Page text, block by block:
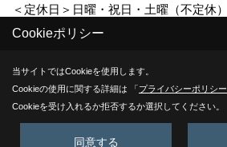
＜定休日＞日曜・祝日・土曜（不定休）
Copyright (c) Sinshuu. All Rights Reserved.
Produced byゴデスクリエイト
Cookieポリシー
当サイトではCookieを使用します。
Cookieの使用に関する詳細は 「プライバシーポリシー
Cookieを受け入れるか拒否するか選択してください。
同意する